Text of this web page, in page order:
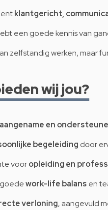
klantgericht,
een goede kennis van
zelfstandig werken, maar
wij jou?
aangename en
begeleiding door
vooropleiding en
work-life balans en
verloning, aangevuld